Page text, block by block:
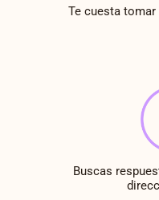
Te cuesta
Buscas